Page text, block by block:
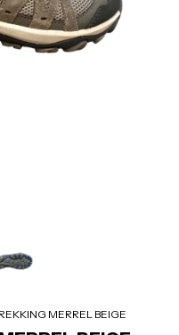
MERREL BEIGE